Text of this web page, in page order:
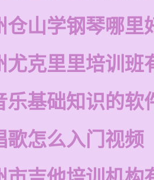
仓山学钢琴哪里
尤克里里培训班
乐基础知识的软
歌怎么入门视频